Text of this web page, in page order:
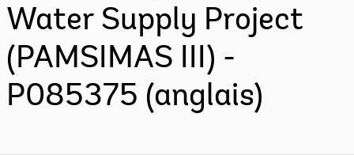
Water Supply Project
(PAMSIMAS III) -
P085375 (anglais)